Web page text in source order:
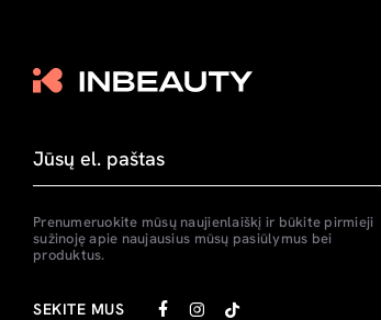
Prenumeruokite mūsų naujienlaiškį ir būkite pirmieji
sužinoję apie naujausius mūsų pasiūlymus bei
produktus.
SEKITE MUS